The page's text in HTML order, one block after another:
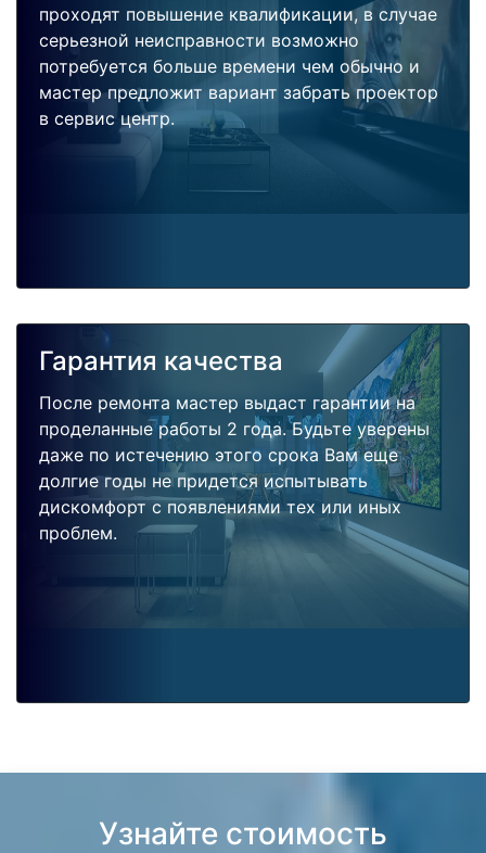
проходят повышение квалификации, в случае
серьезной неисправности возможно
потребуется больше времени чем обычно и
мастер предложит вариант забрать проектор
в сервис центр.
Гарантия качества
После ремонта мастер выдаст гарантии на
проделанные работы 2 года. Будьте уверены
даже по истечению этого срока Вам еще
долгие годы не придется испытывать
дискомфорт с появлениями тех или иных
проблем.
Узнайте стоимость